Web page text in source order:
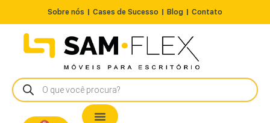
Sobre nós Cases de Sucesso Blog Contato